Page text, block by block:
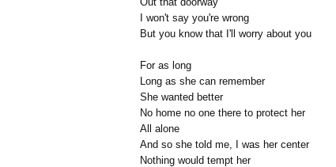
I won't say you're wrong
But you know that I'll worry about you
For as long
Long as she can remember
She wanted better
No home no one there to protect her
All alone
And so she told me, I was her center
Nothing would tempt her